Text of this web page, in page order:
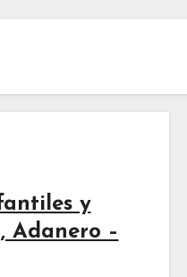
y
Adanero –